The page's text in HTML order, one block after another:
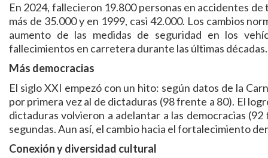
En 2024, fallecieron 19.800 personas en accidentes
más de 35.000 y en 1999, casi 42.000. Los cambios
aumento de las medidas de seguridad en los
fallecimientos en carretera durante las últimas décadas.
Más democracias
El siglo XXI empezó con un hito: según datos de la
por primera vez al de dictaduras (98 frente a 80). El
dictaduras volvieron a adelantar a las democracias
segundas. Aun así, el cambio hacia el fortalecimiento
Conexión y diversidad cultural